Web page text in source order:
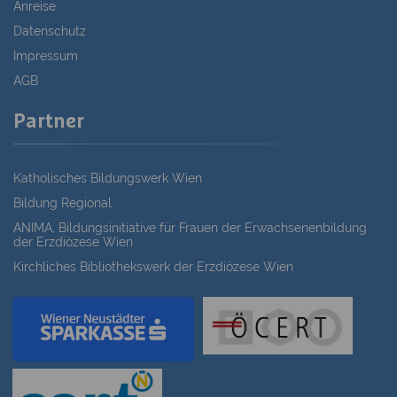
Anreise
Datenschutz
Impressum
AGB
Partner
Katholisches Bildungswerk Wien
Bildung Regional
ANIMA, Bildungsinitiative für Frauen der Erwachsenenbildung
der Erzdiözese Wien
Kirchliches Bibliothekswerk der Erzdiözese Wien